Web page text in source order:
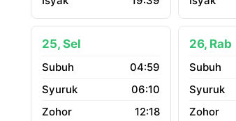
25, Sel
04:59
06:10
12:18
26, Rab